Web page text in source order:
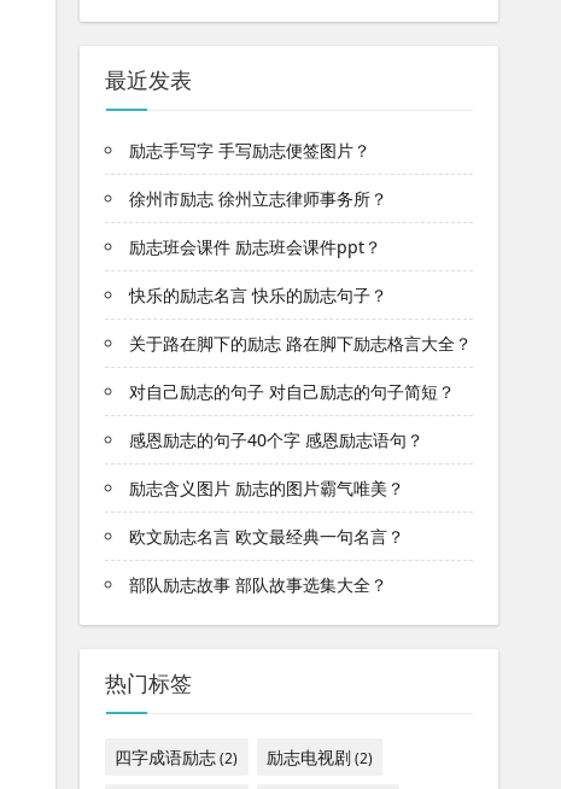
最近发表
励志手写字 手写励志便签图片？
徐州市励志 徐州立志律师事务所？
励志班会课件 励志班会课件ppt？
快乐的励志名言 快乐的励志句子？
关于路在脚下的励志 路在脚下励志格言大全？
对自己励志的句子 对自己励志的句子简短？
感恩励志的句子40个字 感恩励志语句？
励志含义图片 励志的图片霸气唯美？
欧文励志名言 欧文最经典一句名言？
部队励志故事 部队故事选集大全？
热门标签
四字成语励志(2) 励志电视剧(2)